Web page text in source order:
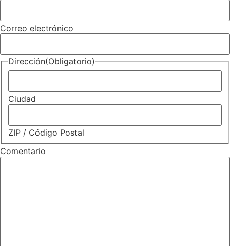
Correo electrónico
Dirección(Obligatorio)
Ciudad
ZIP / Código Postal
Comentario